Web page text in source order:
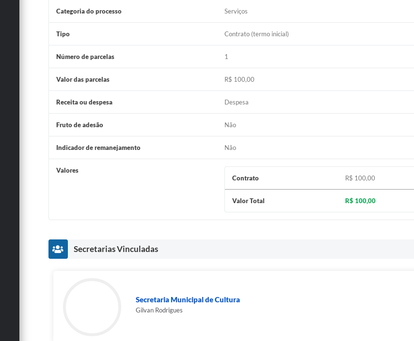
Categoria do processo Serviços
Tipo Contrato (termo inicial)
Número de parcelas 1
Valor das parcelas R$ 100,00
Receita ou despesa Despesa
Fruto de adesão Não
Indicador de remanejamento Não
Valores
Contrato
R$ 100,00
Valor Total R$ 100,00
Secretarias Vinculadas
Secretaria Municipal de Cultura
Gilvan Rodrigues